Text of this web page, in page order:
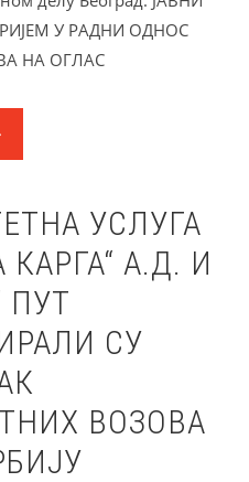
У РАДНИ ОДНОС
НА ОГЛАС
КАРГА“ А.Д. И
ПУТ
СУ
ВОЗОВА